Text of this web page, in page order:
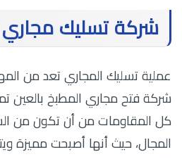
شركة تسليك مجاري
عملية تسليك المجاري تعد من
شركة فتح مجاري المطبخ بالعين
كل المقاومات من أن تكون من
المجال، حيث أنها أصبحت مميزة